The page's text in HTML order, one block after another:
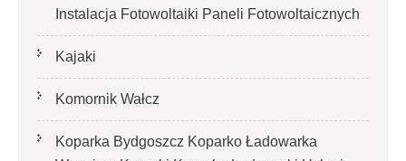
Instalacja Fotowoltaiki Paneli Fotowoltaicznych
Kajaki
Komornik Wałcz
Koparka Bydgoszcz Koparko Ładowarka